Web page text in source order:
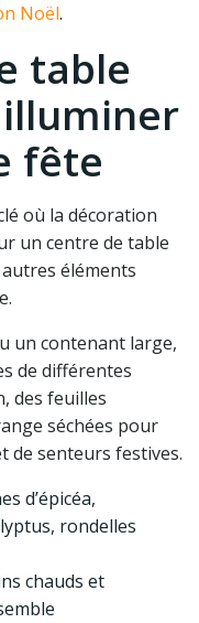
Noël.
table
fête
où la décoration
un centre de table
éléments
un contenant large,
de différentes
des feuilles
séchées pour
de senteurs festives.
d’épicéa,
rondelles
chauds et